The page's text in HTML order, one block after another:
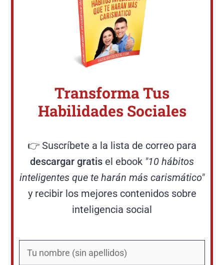
Transforma Tus
Habilidades Sociales
👉 Suscríbete a la lista de correo para
descargar gratis el ebook "10 hábitos
inteligentes que te harán más carismático"
y recibir los mejores contenidos sobre
inteligencia social